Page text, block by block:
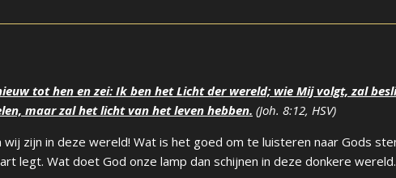
tot hen en zei: Ik ben het Licht der wereld; wie Mij volgt, zal
maar zal het licht van het leven hebben. (Joh. 8:12, HSV)
wij zijn in deze wereld! Wat is het goed om te luisteren naar Gods
legt. Wat doet God onze lamp dan schijnen in deze donkere wereld.